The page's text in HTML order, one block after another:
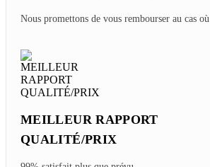
Nous promettons de vous rembourser au cas où
MEILLEUR RAPPORT
QUALITÉ/PRIX